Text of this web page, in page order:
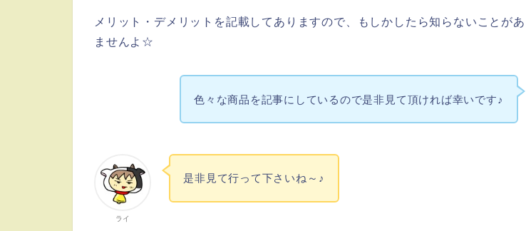
メリット・デメリットを記載してありますので、もしかしたら知らないことが
ませんよ☆
色々な商品を記事にしているので是非見て頂ければ幸いです♪
ライ
是非見て行って下さいね～♪